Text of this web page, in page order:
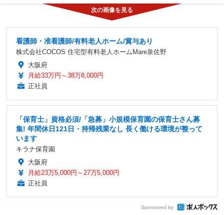
看護師・准看護師/有料老人ホーム/賞与あり
株式会社COCOS 住宅型有料老人ホームMare泉佐野
大阪府
月給33万円～38万8,000円
正社員
「保育士」資格必須/「急募」小規模保育園の保育士さん募
集! 年間休日121日・持帰残業なし 長く働ける環境が整って
います
キラナ保育園
大阪府
月給23万5,000円～27万5,000円
正社員
Sponsored by